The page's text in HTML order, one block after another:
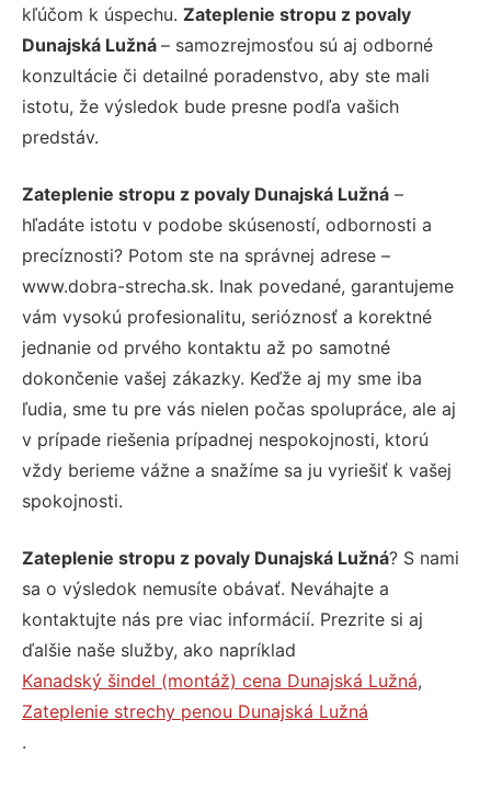
kľúčom k úspechu. Zateplenie stropu z povaly
Dunajská Lužná – samozrejmosťou sú aj odborné
konzultácie či detailné poradenstvo, aby ste mali
istotu, že výsledok bude presne podľa vašich
predstáv.
Zateplenie stropu z povaly Dunajská Lužná –
hľadáte istotu v podobe skúseností, odbornosti a
precíznosti? Potom ste na správnej adrese –
www.dobra-strecha.sk. Inak povedané, garantujeme
vám vysokú profesionalitu, serióznosť a korektné
jednanie od prvého kontaktu až po samotné
dokončenie vašej zákazky. Keďže aj my sme iba
ľudia, sme tu pre vás nielen počas spolupráce, ale aj
v prípade riešenia prípadnej nespokojnosti, ktorú
vždy berieme vážne a snažíme sa ju vyriešiť k vašej
spokojnosti.
Zateplenie stropu z povaly Dunajská Lužná? S nami
sa o výsledok nemusíte obávať. Neváhajte a
kontaktujte nás pre viac informácií. Prezrite si aj
ďalšie naše služby, ako napríklad
Kanadský šindel (montáž) cena Dunajská Lužná,
Zateplenie strechy penou Dunajská Lužná
.